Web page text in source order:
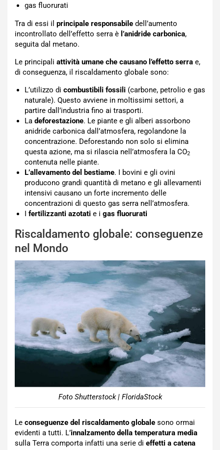
gas fluorurati
Tra di essi il principale responsabile dell’aumento
incontrollato dell’effetto serra è l’anidride carbonica,
seguita dal metano.
Le principali attività umane che causano l’effetto serra e,
di conseguenza, il riscaldamento globale sono:
L’utilizzo di combustibili fossili (carbone, petrolio e gas
naturale). Questo avviene in moltissimi settori, a
partire dall’industria fino ai trasporti.
La deforestazione. Le piante e gli alberi assorbono
anidride carbonica dall’atmosfera, regolandone la
concentrazione. Deforestando non solo si elimina
questa azione, ma si rilascia nell’atmosfera la CO2
contenuta nelle piante.
L’allevamento del bestiame. I bovini e gli ovini
producono grandi quantità di metano e gli allevamenti
intensivi causano un forte incremento delle
concentrazioni di questo gas serra nell’atmosfera.
I fertilizzanti azotati e i gas fluorurati
Riscaldamento globale: conseguenze
nel Mondo
Foto Shutterstock | FloridaStock
Le conseguenze del riscaldamento globale sono ormai
evidenti a tutti. L’innalzamento della temperatura media
sulla Terra comporta infatti una serie di effetti a catena